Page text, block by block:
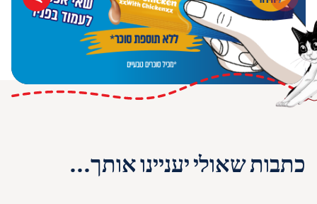
כתבות שאולי יעניינו אותך...